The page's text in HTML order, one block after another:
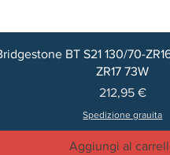
BT S21 130/70-
ZR17 73W
Prezzo
212,95 €
Spedizione grauita
Aggiungi al